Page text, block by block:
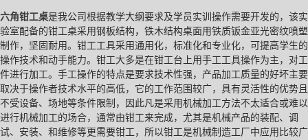
六角钳工桌是我公司根据教学大纲要求及学员实训操作需要开发的，该实
验室配备的钳工桌采用钢板结构，铁木结构桌面用铁质钣金亚光密纹喷塑
制作，坚固耐用。钳工工具采用通用化，标准化和专业化，可提高学生的
操作技术和动手能力。钳工大多是在钳工台上用手工工具操作为主，对工
件进行加工。手工操作的特点是要求技术性强，产品加工质量的好坏主要
取决于操作者技术水平的高低，它的工作范围较广，具有灵活性的优势且
不受设备、场地等条件限制，因此凡是采用机械加工方法不太适合或难以
进行机械加工的场合，通常由钳工来完成，尤其是机械产品的装配、调
试、安装、和维修等更需要钳工，所以钳工是机械制造工厂中应用比较广